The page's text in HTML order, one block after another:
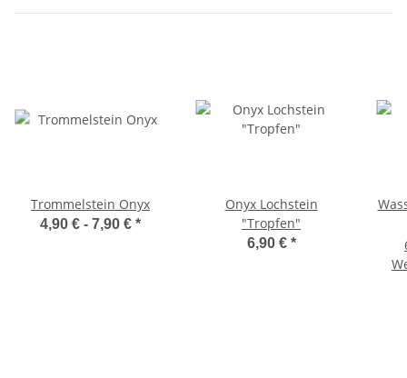
Trommelstein Onyx
4,90 € - 7,90 € *
Onyx Lochstein
"Tropfen"
6,90 € *